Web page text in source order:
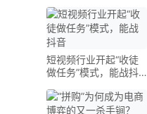
短视频行业开起“收徒
做任务”模式，能战抖